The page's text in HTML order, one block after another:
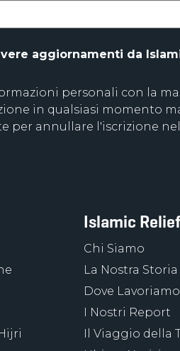
aggiornamenti da
personali con la
in qualsiasi momento
per annullare l'iscrizione
Islamic
Chi Siamo
La Nostra Storia
Dove Lavoriamo
I Nostri Report
Il Viaggio della